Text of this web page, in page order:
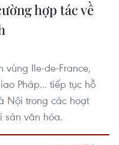
hợp tác về
Ile-de-France,
Pháp... tiếp tục hỗ
Nội trong các hoạt
sản văn hóa.